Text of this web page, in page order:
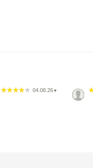
04.08.26 ▼